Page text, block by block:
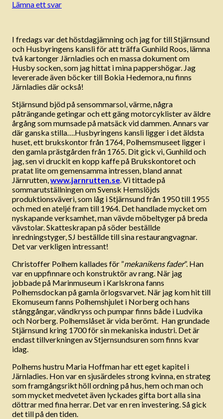
Lämna ett svar
I fredags var det höstdagjämning och jag for till Stjärnsund
och Husbyringens kansli för att träffa Gunhild Roos, lämna
två kartonger Järnladies och en massa dokument om
Husby socken, som jag hittat i mina pappershögar. Jag
levererade även böcker till Bokia Hedemora, nu finns
Järnladies där också!
Stjärnsund bjöd på sensommarsol, värme, några
påträngande getingar och ett gäng motorcyklister av äldre
årgång som mumsade på matsäck vid dammen. Annars var
där ganska stilla….Husbyringens kansli ligger i det äldsta
huset, ett brukskontor från 1764, Polhemsmuseet ligger i
den gamla prästgården från 1765. Dit gick vi, Gunhild och
jag, sen vi druckit en kopp kaffe på Brukskontoret och
pratat lite om gemensamma intressen, bland annat
Järnrutten, www.jarnrutten.se . Vi tittade på
sommarutställningen om Svensk Hemslöjds
produktionsväveri, som låg i Stjärnsund från 1950 till 1955
och med en ateljé fram till 1964. Det handlade mycket om
nyskapande verksamhet, man vävde möbeltyger på breda
vävstolar. Skatteskrapan på söder beställde
inredningstyger, SJ beställde till sina restaurangvagnar.
Det var verkligen intressant!
Christoffer Polhem kallades för ”mekanikens fader”. Han
var en uppfinnare och konstruktör av rang. När jag
jobbade på Marinmuseum i Karlskrona fanns
Polhemsdockan på gamla örlogsvarvet. När jag kom hit till
Ekomuseum fanns Polhemshjulet i Norberg och hans
stånggångar, vändkryss och pumpar finns både i Ludvika
och Norberg. Polhemslåset är vida berömt. Han grundade
Stjärnsund kring 1700 för sin mekaniska industri. Det är
endast tillverkningen av Stjernsundsuren som finns kvar
idag.
Polhems hustru Maria Hoffman har ett eget kapitel i
Järnladies. Hon var en sjusärdeles strong kvinna, en strateg
som framgångsrikt höll ordning på hus, hem och man och
som mycket medvetet även lyckades gifta bort alla sina
döttrar med fina herrar. Det var en ren investering. Så gick
det till på den tiden.